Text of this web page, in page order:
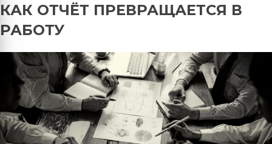
КАК ОТЧЁТ ПРЕВРАЩАЕТСЯ В
РАБОТУ